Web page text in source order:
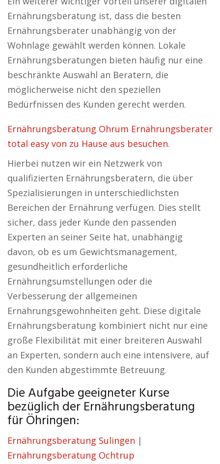
Ernährungsberatung ist, dass die besten
Ernährungsberater unabhängig von der
Wohnlage gewählt werden können. Lokale
Ernährungsberatungen bieten häufig nur eine
beschränkte Auswahl an Beratern, die
möglicherweise nicht den speziellen
Bedürfnissen des Kunden gerecht werden.
Ernährungsberatung Ohrum Ernährungsberater
total easy von zu Hause aus besuchen.
Hierbei nutzen wir ein Netzwerk von
qualifizierten Ernährungsberatern, die über
Spezialisierungen in unterschiedlichsten
Bereichen der Ernährung verfügen. Dies stellt
sicher, dass jeder Kunde den passenden
Experten an seiner Seite hat, unabhängig
davon, ob es um Gewichtsmanagement,
gesundheitlich erforderliche
Ernährungsumstellungen oder die
Verbesserung der allgemeinen
Ernährungsgewohnheiten geht. Diese digitale
Ernährungsberatung kombiniert nicht nur eine
große Flexibilität mit einer breiteren Auswahl
an Experten, sondern auch eine intensivere, auf
den Kunden abgestimmte Betreuung.
Die Aufgabe geeigneter Kurse
bezüglich der Ernährungsberatung
für Öhringen:
Ernährungsberatung Sulingen |
Ernährungsberatung Ochtrup